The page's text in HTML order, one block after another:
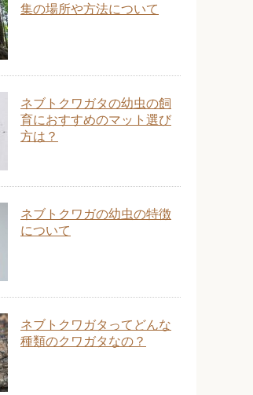
集の場所や方法について
ネブトクワガタの幼虫の飼
育におすすめのマット選び
方は？
ネブトクワガの幼虫の特徴
について
ネブトクワガタってどんな
種類のクワガタなの？